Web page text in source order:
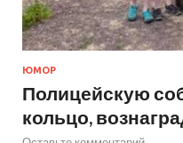
ЮМОР
Полицейскую
кольцо,